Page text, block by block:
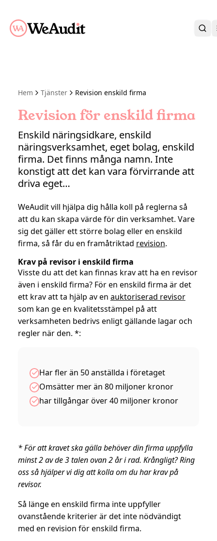
KONTAKT
Hem Tjänster Revision enskild firma
Revision för enskild firma
Enskild näringsidkare, enskild
näringsverksamhet, eget bolag, enskild
firma. Det finns många namn. Inte
konstigt att det kan vara förvirrande att
driva eget…
WeAudit vill hjälpa dig hålla koll på reglerna så
att du kan skapa värde för din verksamhet. Vare
sig det gäller ett större bolag eller en enskild
firma, så får du en framåtriktad revision.
Krav på revisor i enskild firma
Visste du att det kan finnas krav att ha en revisor
även i enskild firma? För en enskild firma är det
ett krav att ta hjälp av en auktoriserad revisor
som kan ge en kvalitetsstämpel på att
verksamheten bedrivs enligt gällande lagar och
regler när den. *:
Har fler än 50 anställda i företaget
Omsätter mer än 80 miljoner kronor
har tillgångar över 40 miljoner kronor
* För att kravet ska gälla behöver din firma uppfylla
minst 2 av de 3 talen ovan 2 år i rad. Krångligt? Ring
oss så hjälper vi dig att kolla om du har krav på
revisor.
Så länge en enskild firma inte uppfyller
ovanstående kriterier är det inte nödvändigt
med en revision för enskild firma.